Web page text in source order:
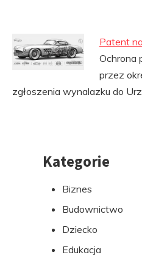
Patent
Ochrona
przez
zgłoszenia wynalazku do
PrzejdźKategorie
Biznes
Budownictwo
Dziecko
Edukacja